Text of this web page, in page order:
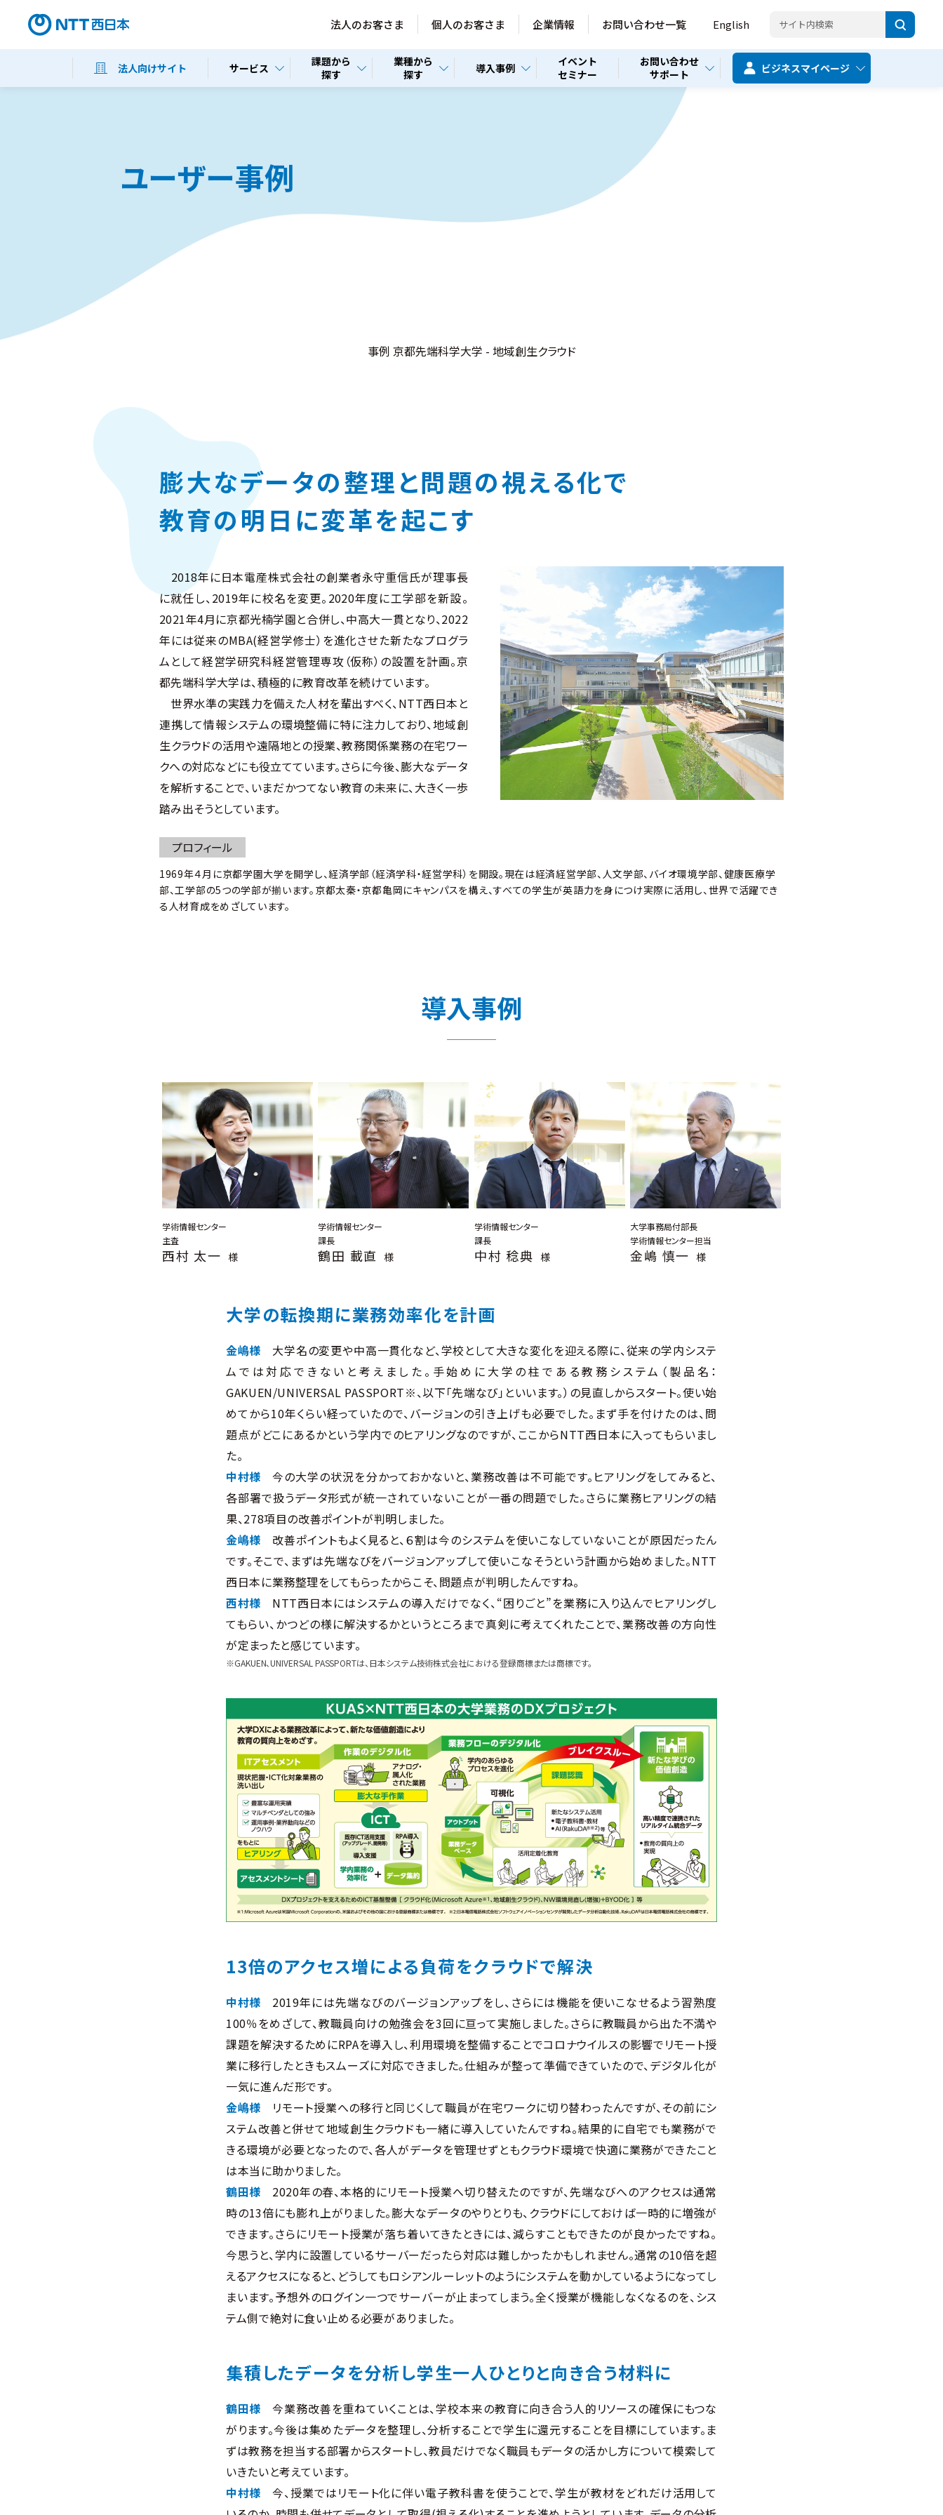
法人のお客さま 個人のお客さま 企業情報 お問い合わせ一覧 English
法人向けサイト サービス
課題から
探す
業種から
探す
導入事例
イベント
セミナー
お問い合わせ
サポート
ビジネスマイページ
ユーザー事例
事例 京都先端科学大学 - 地域創生クラウド
膨大なデータの整理と問題の視える化で
教育の明日に変革を起こす
2018年に日本電産株式会社の創業者永守重信氏が理事長
に就任し、2019年に校名を変更。2020年度に工学部を新設。
2021年4月に京都光楠学園と合併し、中高大一貫となり、2022
年には従来のMBA(経営学修士）を進化させた新たなプログラ
ムとして経営学研究科経営管理専攻（仮称）の設置を計画。京
都先端科学大学は、積極的に教育改革を続けています。
世界水準の実践力を備えた人材を輩出すべく、NTT西日本と
連携して情報システムの環境整備に特に注力しており、地域創
生クラウドの活用や遠隔地との授業、教務関係業務の在宅ワー
クへの対応などにも役立てています。さらに今後、膨大なデータ
を解析することで、いまだかつてない教育の未来に、大きく一歩
踏み出そうとしています。
プロフィール
1969年４月に京都学園大学を開学し、経済学部（経済学科・経営学科）を開設。現在は経済経営学部、人文学部、バイオ環境学部、健康医療学
部、工学部の5つの学部が揃います。京都太秦・京都亀岡にキャンパスを構え、すべての学生が英語力を身につけ実際に活用し、世界で活躍でき
る人材育成をめざしています。
導入事例
学術情報センター
主査
西村 太一 様
学術情報センター
課長
鶴田 載直 様
学術情報センター
課長
中村 稔典 様
大学事務局付部長
学術情報センター担当
金嶋 慎一 様
大学の転換期に業務効率化を計画
金嶋様
大学名の変更や中高一貫化など、学校として大きな変化を迎える際に、従来の学内システ
ムでは対応できないと考えました。手始めに大学の柱である教務システム（製品名：
GAKUEN/UNIVERSAL PASSPORT※、以下「先端なび」といいます。）の見直しからスタート。使い始
めてから10年くらい経っていたので、バージョンの引き上げも必要でした。まず手を付けたのは、問
題点がどこにあるかという学内でのヒアリングなのですが、ここからNTT西日本に入ってもらいまし
た。
中村様
今の大学の状況を分かっておかないと、業務改善は不可能です。ヒアリングをしてみると、
各部署で扱うデータ形式が統一されていないことが一番の問題でした。さらに業務ヒアリングの結
果、278項目の改善ポイントが判明しました。
金嶋様
改善ポイントもよく見ると、６割は今のシステムを使いこなしていないことが原因だったん
です。そこで、まずは先端なびをバージョンアップして使いこなそうという計画から始めました。NTT
西日本に業務整理をしてもらったからこそ、問題点が判明したんですね。
西村様
NTT西日本にはシステムの導入だけでなく、“困りごと”を業務に入り込んでヒアリングし
てもらい、かつどの様に解決するかというところまで真剣に考えてくれたことで、業務改善の方向性
が定まったと感じています。
※GAKUEN、UNIVERSAL PASSPORTは、日本システム技術株式会社における登録商標または商標です。
13倍のアクセス増による負荷をクラウドで解決
中村様
2019年には先端なびのバージョンアップをし、さらには機能を使いこなせるよう習熟度
100％をめざして、教職員向けの勉強会を3回に亘って実施しました。さらに教職員から出た不満や
課題を解決するためにRPAを導入し、利用環境を整備することでコロナウイルスの影響でリモート授
業に移行したときもスムーズに対応できました。仕組みが整って準備できていたので、デジタル化が
一気に進んだ形です。
金嶋様
リモート授業への移行と同じくして職員が在宅ワークに切り替わったんですが、その前にシ
ステム改善と併せて地域創生クラウドも一緒に導入していたんですね。結果的に自宅でも業務がで
きる環境が必要となったので、各人がデータを管理せずともクラウド環境で快適に業務ができたこと
は本当に助かりました。
鶴田様
2020年の春、本格的にリモート授業へ切り替えたのですが、先端なびへのアクセスは通常
時の13倍にも膨れ上がりました。膨大なデータのやりとりも、クラウドにしておけば一時的に増強が
できます。さらにリモート授業が落ち着いてきたときには、減らすこともできたのが良かったですね。
今思うと、学内に設置しているサーバーだったら対応は難しかったかもしれません。通常の10倍を超
えるアクセスになると、どうしてもロシアンルーレットのようにシステムを動かしているようになってし
まいます。予想外のログイン一つでサーバーが止まってしまう。全く授業が機能しなくなるのを、シス
テム側で絶対に食い止める必要がありました。
集積したデータを分析し学生一人ひとりと向き合う材料に
鶴田様
今業務改善を重ねていくことは、学校本来の教育に向き合う人的リソースの確保にもつな
がります。今後は集めたデータを整理し、分析することで学生に還元することを目標にしています。ま
ずは教務を担当する部署からスタートし、教員だけでなく職員もデータの活かし方について模索して
いきたいと考えています。
中村様
今、授業ではリモート化に伴い電子教科書を使うことで、学生が教材をどれだけ活用して